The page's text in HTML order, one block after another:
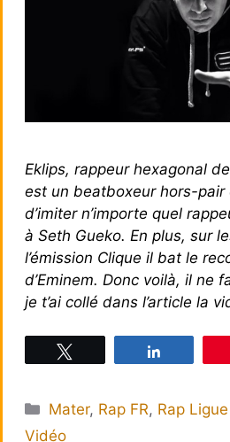
Eklips, rappeur hexagonal
est un beatboxeur hors-pair
d’imiter n’importe quel
à Seth Gueko. En plus, sur
l’émission Clique il bat le
d’Eminem. Donc voilà, il ne
je t’ai collé dans l’article la
Catégories
Mater, Rap FR, Rap
Vidéo